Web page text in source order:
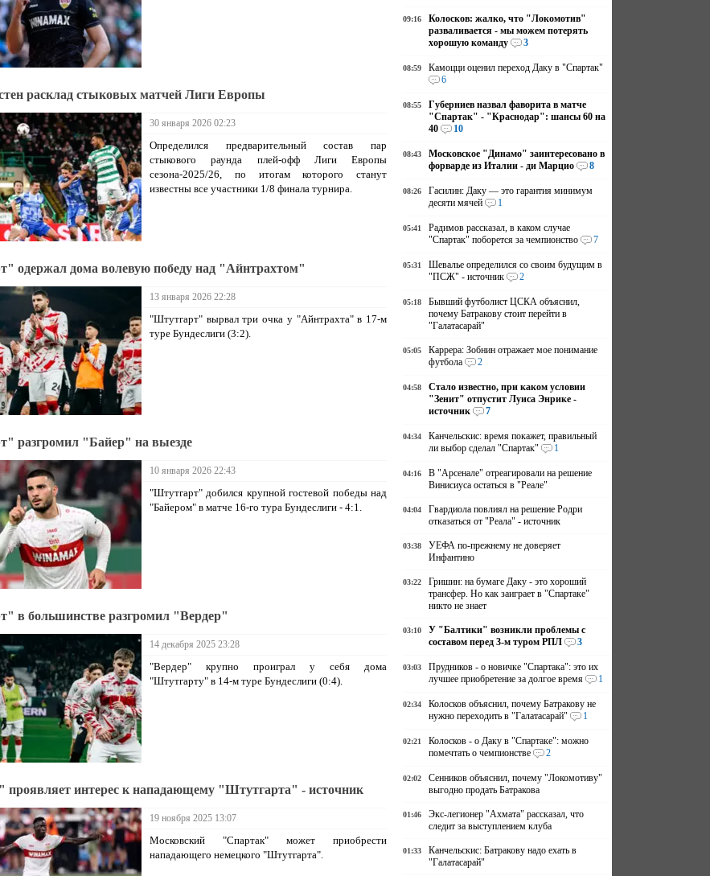
расклад стыковых матчей Лиги Европы
30 января 2026 02:23
Определился предварительный состав пар
стыкового раунда плей-офф Лиги Европы
сезона-2025/26, по итогам которого станут
известны все участники 1/8 финала турнира.
одержал дома волевую победу над "Айнтрахтом"
13 января 2026 22:28
"Штутгарт" вырвал три очка у "Айнтрахта" в 17-м
туре Бундеслиги (3:2).
разгромил "Байер" на выезде
10 января 2026 22:43
"Штутгарт" добился крупной гостевой победы над
"Байером" в матче 16-го тура Бундеслиги - 4:1.
в большинстве разгромил "Вердер"
14 декабря 2025 23:28
"Вердер" крупно проиграл у себя дома
"Штутгарту" в 14-м туре Бундеслиги (0:4).
проявляет интерес к нападающему "Штутгарта" - источник
19 ноября 2025 13:07
Московский "Спартак" может приобрести
нападающего немецкого "Штутгарта".
09:16
Колосков: жалко, что "Локомотив"
разваливается - мы можем потерять
хорошую команду
3
08:59
Камоцци оценил переход Даку в "Спартак"
6
08:55
Губерниев назвал фаворита в матче
"Спартак" - "Краснодар": шансы 60 на
40
10
08:43
Московское "Динамо" заинтересовано в
форварде из Италии - ди Марцио
8
08:26
Гасилин: Даку — это гарантия минимум
десяти мячей
1
05:41
Радимов рассказал, в каком случае
"Спартак" поборется за чемпионство
7
05:31
Шевалье определился со своим будущим в
"ПСЖ" - источник
2
05:18
Бывший футболист ЦСКА объяснил,
почему Батракову стоит перейти в
"Галатасарай"
05:05
Каррера: Зобнин отражает мое понимание
футбола
2
04:58
Стало известно, при каком условии
"Зенит" отпустит Луиса Энрике -
источник
7
04:34
Канчельскис: время покажет, правильный
ли выбор сделал "Спартак"
1
04:16
В "Арсенале" отреагировали на решение
Винисиуса остаться в "Реале"
04:04
Гвардиола повлиял на решение Родри
отказаться от "Реала" - источник
03:38
УЕФА по-прежнему не доверяет
Инфантино
03:22
Гришин: на бумаге Даку - это хороший
трансфер. Но как заиграет в "Спартаке"
никто не знает
03:10
У "Балтики" возникли проблемы с
составом перед 3-м туром РПЛ
3
03:03
Прудников - о новичке "Спартака": это их
лучшее приобретение за долгое время
1
02:34
Колосков объяснил, почему Батракову не
нужно переходить в "Галатасарай"
1
02:21
Колосков - о Даку в "Спартаке": можно
помечтать о чемпионстве
2
02:02
Сенников объяснил, почему "Локомотиву"
выгодно продать Батракова
01:46
Экс-легионер "Ахмата" рассказал, что
следит за выступлением клуба
01:33
Канчельскис: Батракову надо ехать в
"Галатасарай"